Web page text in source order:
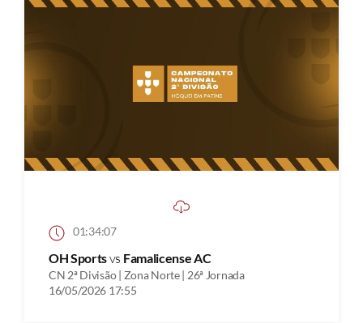
01:34:07
OH Sportsvs Famalicense AC
CN 2ª Divisão | Zona Norte | 26ª Jornada
16/05/2026 17:55